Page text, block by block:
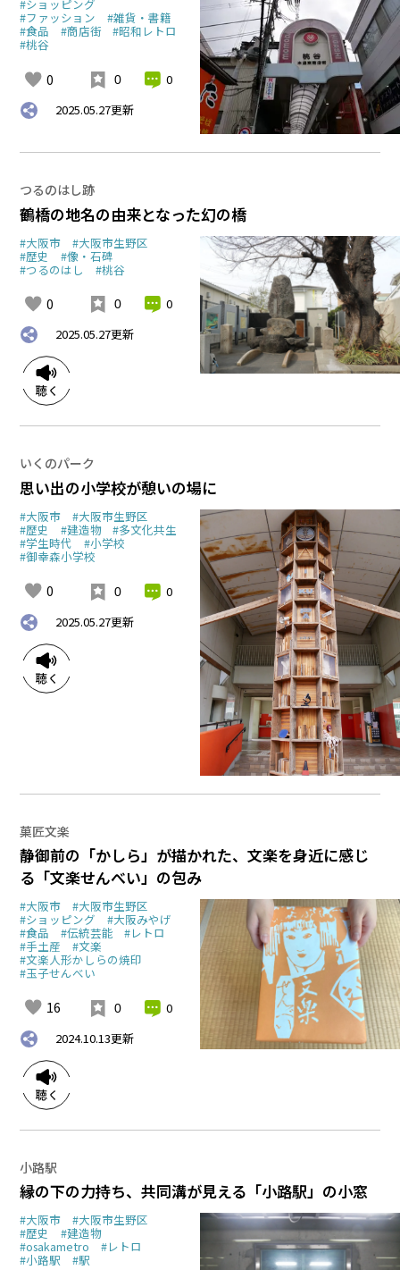
#ショッピング
#ファッション #雑貨・書籍
#食品 #商店街 #昭和レトロ
#桃谷
0 0
0
2025.05.27更新
つるのはし跡
鶴橋の地名の由来となった幻の橋
#大阪市 #大阪市生野区
#歴史 #像・石碑
#つるのはし #桃谷
0 0
0
2025.05.27更新
いくのパーク
思い出の小学校が憩いの場に
#大阪市 #大阪市生野区
#歴史 #建造物 #多文化共生
#学生時代 #小学校
#御幸森小学校
0 0
0
2025.05.27更新
菓匠文楽
静御前の「かしら」が描かれた、文楽を身近に感じ
る「文楽せんべい」の包み
#大阪市 #大阪市生野区
#ショッピング #大阪みやげ
#食品 #伝統芸能 #レトロ
#手土産 #文楽
#文楽人形かしらの焼印
#玉子せんべい
16 0
0
2024.10.13更新
小路駅
縁の下の力持ち、共同溝が見える「小路駅」の小窓
#大阪市 #大阪市生野区
#歴史 #建造物
#osakametro #レトロ
#小路駅 #駅